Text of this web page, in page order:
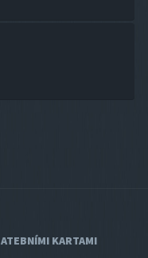
KARTAMI